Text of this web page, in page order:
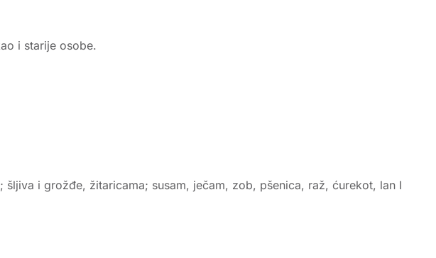
i starije osobe.
i grožđe, žitaricama; susam, ječam, zob, pšenica, raž, ćurekot, lan I